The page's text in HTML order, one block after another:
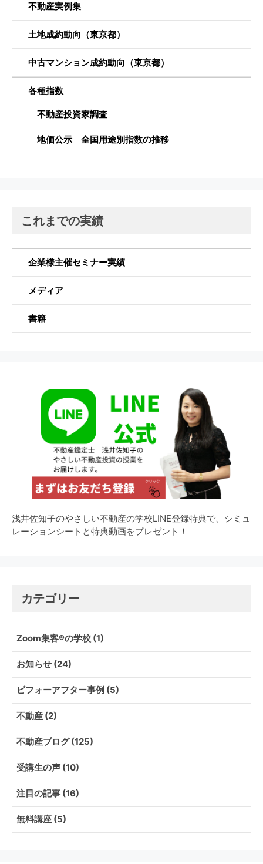
不動産実例集
土地成約動向（東京都）
中古マンション成約動向（東京都）
各種指数
不動産投資家調査
地価公示 全国用途別指数の推移
これまでの実績
企業様主催セミナー実績
メディア
書籍
浅井佐知子のやさしい不動産の学校LINE登録特典で、シミュ
レーションシートと特典動画をプレゼント！
カテゴリー
Zoom集客®の学校(1)
お知らせ(24)
ビフォーアフター事例 (5)
不動産(2)
不動産ブログ(125)
受講生の声(10)
注目の記事(16)
無料講座(5)